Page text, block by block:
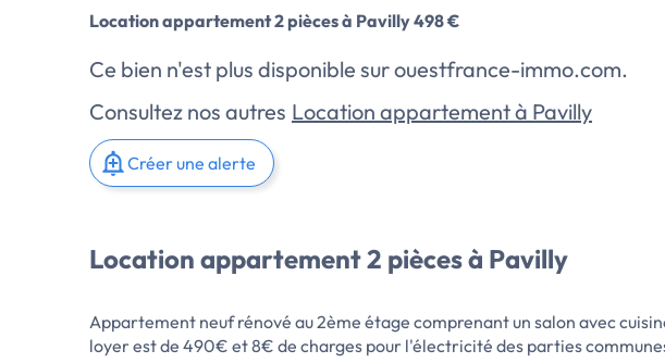
Location appartement 2 pièces à Pavilly 498 €
Ce bien n'est plus disponible sur ouestfrance-immo.com.
Consultez nos autres Location appartement à Pavilly
Créer une alerte
Location appartement 2 pièces à Pavilly
Appartement neuf rénové au 2ème étage comprenant un salon avec
loyer est de 490€ et 8€ de charges pour l'électricité des parties